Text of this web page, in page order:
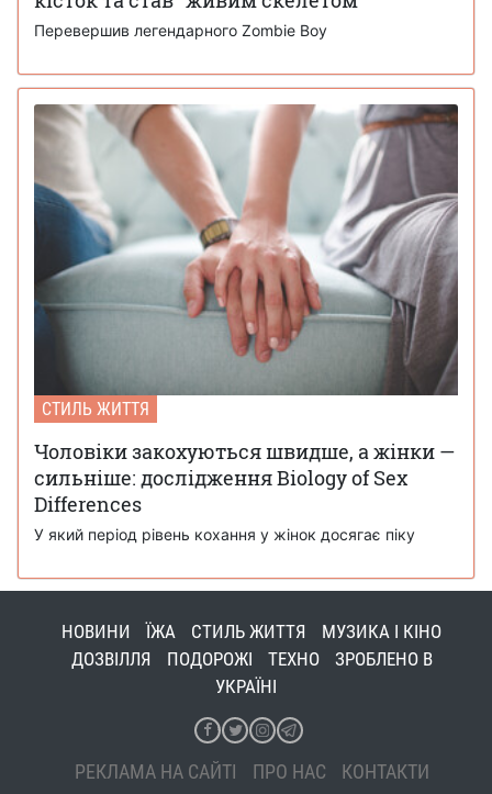
Перевершив легендарного Zombie Boy
СТИЛЬ ЖИТТЯ
Чоловіки закохуються швидше, а жінки —
сильніше: дослідження Biology of Sex
Differences
У який період рівень кохання у жінок досягає піку
НОВИНИ ЇЖА СТИЛЬ ЖИТТЯ
МУЗИКА І КІНО
ДОЗВІЛЛЯ
ПОДОРОЖІ ТЕХНО
ЗРОБЛЕНО В
УКРАЇНІ
РЕКЛАМА НА САЙТІ ПРО НАС
КОНТАКТИ